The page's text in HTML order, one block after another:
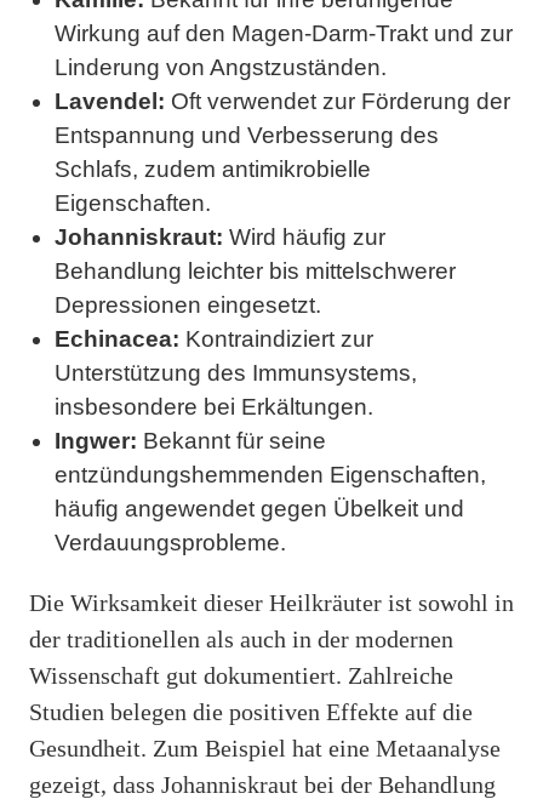
Wirkung auf den Magen-Darm-Trakt und zur
Linderung von Angstzuständen.
Lavendel: Oft verwendet zur Förderung der
Entspannung und Verbesserung des
Schlafs, zudem antimikrobielle
Eigenschaften.
Johanniskraut: Wird häufig zur
Behandlung leichter bis mittelschwerer
Depressionen eingesetzt.
Echinacea: Kontraindiziert zur
Unterstützung des Immunsystems,
insbesondere bei Erkältungen.
Ingwer: Bekannt für seine
entzündungshemmenden Eigenschaften,
häufig angewendet gegen Übelkeit und
Verdauungsprobleme.
Die Wirksamkeit dieser Heilkräuter ist sowohl in
der traditionellen als auch in der modernen
Wissenschaft gut dokumentiert. Zahlreiche
Studien belegen die positiven Effekte auf die
Gesundheit. Zum Beispiel hat eine Metaanalyse
gezeigt, dass Johanniskraut bei der Behandlung